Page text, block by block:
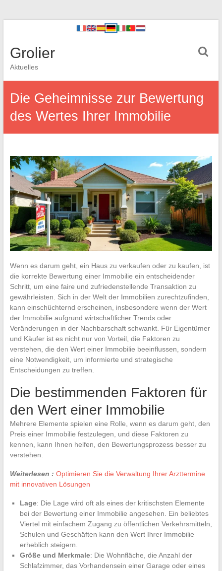
Grolier
Aktuelles
Die Geheimnisse zur Bewertung
des Wertes Ihrer Immobilie
Wenn es darum geht, ein Haus zu verkaufen oder zu kaufen, ist
die korrekte Bewertung einer Immobilie ein entscheidender
Schritt, um eine faire und zufriedenstellende Transaktion zu
gewährleisten. Sich in der Welt der Immobilien zurechtzufinden,
kann einschüchternd erscheinen, insbesondere wenn der Wert
der Immobilie aufgrund wirtschaftlicher Trends oder
Veränderungen in der Nachbarschaft schwankt. Für Eigentümer
und Käufer ist es nicht nur von Vorteil, die Faktoren zu
verstehen, die den Wert einer Immobilie beeinflussen, sondern
eine Notwendigkeit, um informierte und strategische
Entscheidungen zu treffen.
Die bestimmenden Faktoren für
den Wert einer Immobilie
Mehrere Elemente spielen eine Rolle, wenn es darum geht, den
Preis einer Immobilie festzulegen, und diese Faktoren zu
kennen, kann Ihnen helfen, den Bewertungsprozess besser zu
verstehen.
Weiterlesen : Optimieren Sie die Verwaltung Ihrer Arzttermine
mit innovativen Lösungen
Lage: Die Lage wird oft als eines der kritischsten Elemente
bei der Bewertung einer Immobilie angesehen. Ein beliebtes
Viertel mit einfachem Zugang zu öffentlichen Verkehrsmitteln,
Schulen und Geschäften kann den Wert Ihrer Immobilie
erheblich steigern.
Größe und Merkmale: Die Wohnfläche, die Anzahl der
Schlafzimmer, das Vorhandensein einer Garage oder eines